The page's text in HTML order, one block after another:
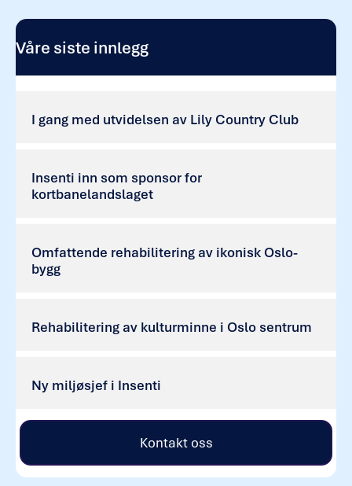
Våre siste innlegg
I gang med utvidelsen av Lily Country Club
Insenti inn som sponsor for
kortbanelandslaget
Omfattende rehabilitering av ikonisk Oslo-
bygg
Rehabilitering av kulturminne i Oslo sentrum
Ny miljøsjef i Insenti
Kontakt oss